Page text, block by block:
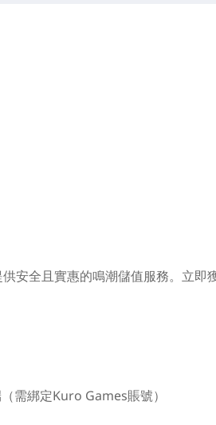
安全且實惠的鳴潮儲值服務。立即
需綁定Kuro Games賬號）